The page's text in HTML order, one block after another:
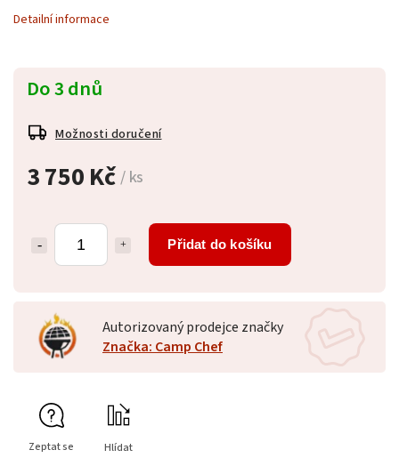
3 750 Kč/ ks
Přidat do košíku
Do 3 dnů
Možnosti doručení
Detailní informace
Autorizovaný prodejce značky
Značka: Camp Chef
Zeptat se Hlídat